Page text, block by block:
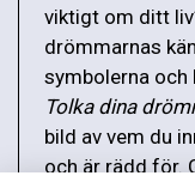
viktigt om ditt
drömmarnas
symbolerna och
Tolka dina
bild av vem du
och är rädd för.